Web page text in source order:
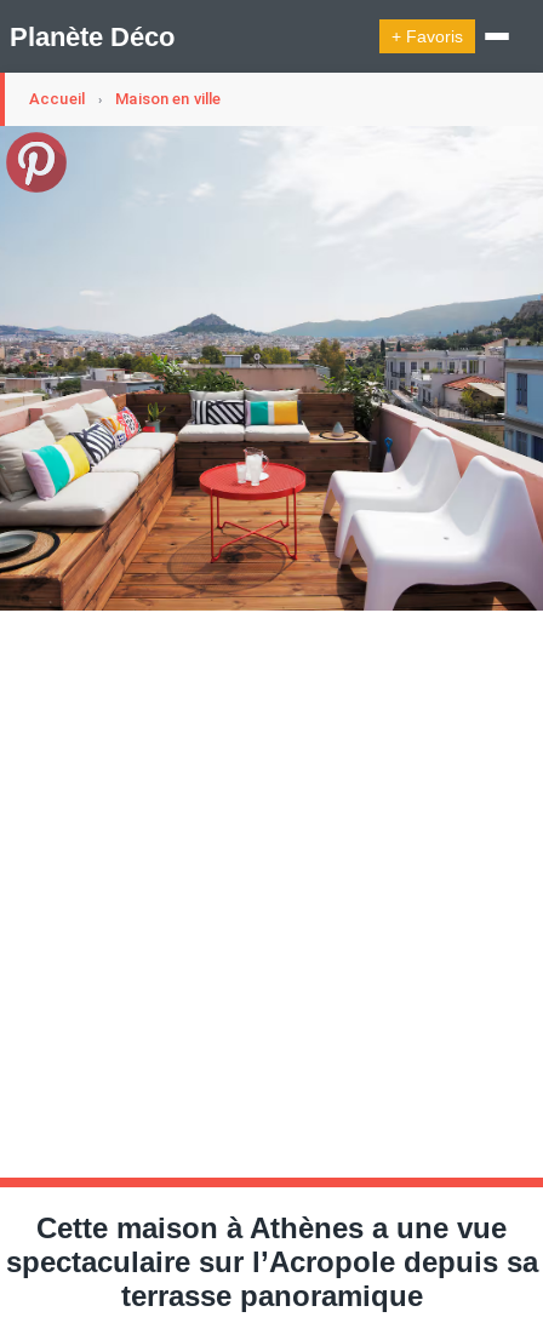
Planète Déco + Favoris
🛍︎ Shop Planète Déco
La Semaine Décoration Et Design
Maison En Ville
Méli-Mélo Suédois
Publi Reportage
Tendance
Interieurs Scandinaves
La Décoration Selon Votre Signe Astrologique
Les Trouvailles Déco Du Jour
Loft
Maison Appartement Écologique
Maison Container/container House
Maison D'hôtes
Maison Et Appartement Vintage
On Décode La Déco
Petite Surface
Piscine Question De Style
Renovation
Revue De Week End
Tiny House
Accueil › Maison en ville
Cette maison à Athènes a une vue
spectaculaire sur l’Acropole depuis sa
terrasse panoramique